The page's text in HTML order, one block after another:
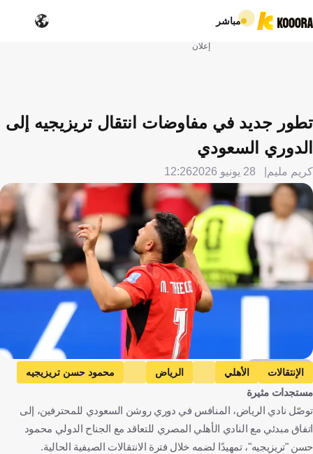
مباشر
إعلان
تطور جديد في مفاوضات انتقال تريزيجيه إلى
الدوري السعودي
كريم مليم 28 يونيو 2026 12:26
Getty Images
الإنتقالات الأهلي الرياض
محمود حسن تريزيجيه
أستراليا ضد مصر
مصر
المملكة العربية السعودية أستراليا
الولايات المتحدة
مستجدات مثيرة
توصّل نادي الرياض، المنافس في دوري روشن السعودي للمحترفين، إلى
اتفاق مبدئي مع النادي الأهلي المصري للتعاقد مع الجناح الدولي محمود
حسن "تريزيجيه"، تمهيدًا لضمه خلال فترة الانتقالات الصيفية الحالية.